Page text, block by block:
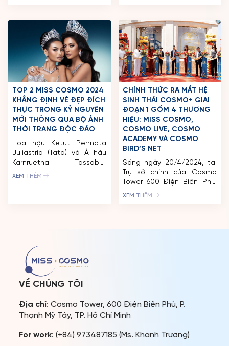
thu hút về hàng chục nghìn
lượt tương tác đến từ
người hâm mộ sắc đẹp
khắp nơi trên thế giới. Miss
Cosmo 2024 – Thế Vận Hội
ra tại Khê Cốc, thuộc Quần
thể danh thắng Tràng An,
Ninh Bình. Sự kiện này đánh
dấu lần đầu tác giữa tổ […]
TOP 2 MISS COSMO 2024
KHẲNG ĐỊNH VẺ ĐẸP ĐÍCH
THỰC TRONG KỶ NGUYÊN
MỚI THÔNG QUA BỘ ẢNH
THỜI TRANG ĐỘC ĐÁO
Hoa hậu Ketut Permata
Juliastrid (Tata) và Á hậu
Karnruethai Tassabut
(Mook) vừa cùng nhau thực
nguyên mới, […]
XEM THÊM
CHÍNH THỨC RA MẮT HỆ
SINH THÁI COSMO+ GIAI
ĐOẠN 1 GỒM 4 THƯƠNG
HIỆU: MISS COSMO,
COSMO LIVE, COSMO
ACADEMY VÀ COSMO
BIRD’S NET
Sáng ngày 20/4/2024, tại
Trụ sở chính của Cosmo
Tower 600 Điện Biên Phủ,
Phường 22, Bình Thạnh, TP.
thành công sự kiện Ra mắt
XEM THÊM
VỀ CHÚNG TÔI
Địa chỉ: Cosmo Tower, 600 Điện Biên Phủ, P.
Thạnh Mỹ Tây, TP. Hồ Chí Minh
For work: (+84) 973487185 (Ms. Khanh Trương)